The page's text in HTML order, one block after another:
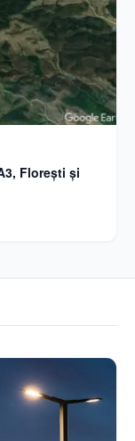
Florești și